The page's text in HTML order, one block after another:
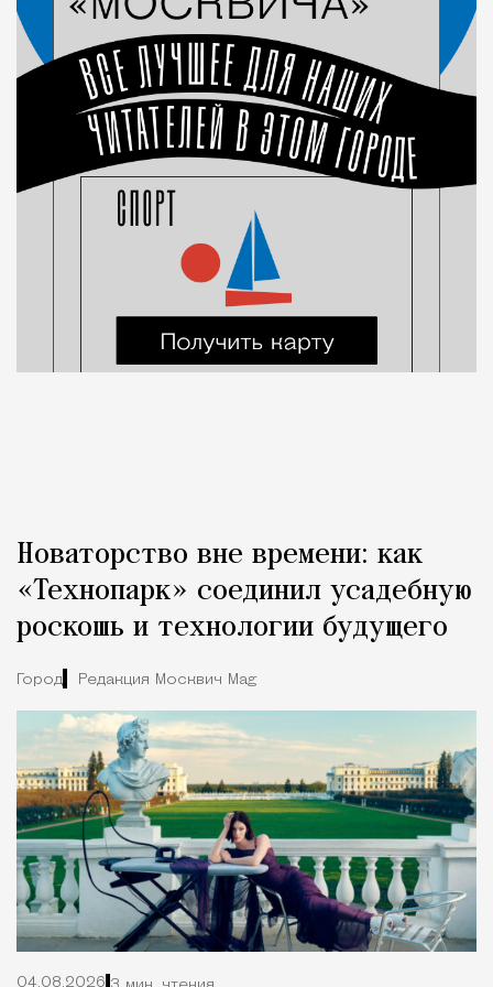
Новаторство вне времени: как
«Технопарк» соединил усадебную
роскошь и технологии будущего
Город Редакция Москвич Mag
04.08.2026